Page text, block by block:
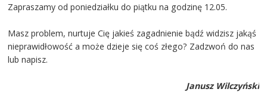
Zapraszamy od poniedziałku do piątku na godzinę 12.05.
Masz problem, nurtuje Cię jakieś zagadnienie bądź widzisz jakąś
nieprawidłowość a może dzieje się coś złego? Zadzwoń do nas
lub napisz.
Janusz Wilczyński